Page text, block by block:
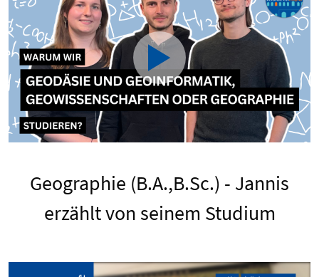
Geographie (B.A.,B.Sc.) - Jannis
erzählt von seinem Studium